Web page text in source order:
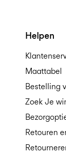
Helpen
Maattabel
Bestelling
Zoek Je
Retouren